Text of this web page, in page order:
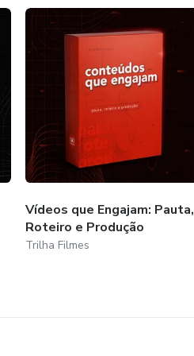
Vídeos que Engajam: Pauta,
Roteiro e Produção
Trilha Filmes